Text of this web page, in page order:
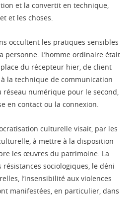
et la convertit en technique,
et les choses.
occultent les pratiques sensibles
personne. L’homme ordinaire était
du récepteur hier, de client
à la technique de communication
réseau numérique pour le second,
en contact ou la connexion.
culturelle visait, par les
à mettre à la disposition
les œuvres du patrimoine. La
résistances sociologiques, le déni
l’insensibilité aux violences
manifestées, en particulier, dans